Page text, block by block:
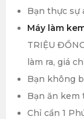
Bạn thực sự
Máy làm
TRIỆU
làm ra, giá
Bạn không
Bạn ăn kem
Chỉ cần 1